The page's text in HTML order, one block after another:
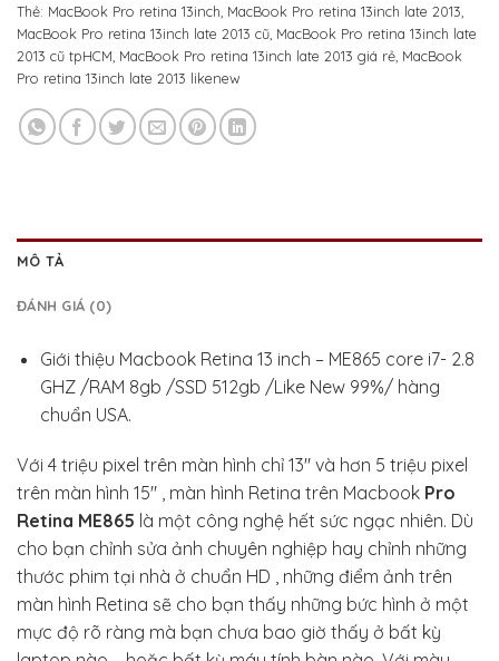
Thẻ: MacBook Pro retina 13inch MacBook Pro retina 13inch late 2013
MacBook Pro retina 13inch late 2013 cũ MacBook Pro retina 13inch late
2013 cũ tpHCM MacBook Pro retina 13inch late 2013 giá rẻ MacBook
Pro retina 13inch late 2013 likenew
MÔ TẢ
ĐÁNH GIÁ (0)
Giới thiệu Macbook Retina 13 inch – ME865 core i7- 2.8
GHZ /RAM 8gb /SSD 512gb /Like New 99%/ hàng
chuẩn USA.
Với 4 triệu pixel trên màn hình chỉ 13″ và hơn 5 triệu pixel
trên màn hình 15″ , màn hình Retina trên Macbook Pro
Retina ME865 là một công nghệ hết sức ngạc nhiên. Dù
cho bạn chỉnh sửa ảnh chuyên nghiệp hay chỉnh những
thước phim tại nhà ở chuẩn HD , những điểm ảnh trên
màn hình Retina sẽ cho bạn thấy những bức hình ở một
mực độ rõ ràng mà bạn chưa bao giờ thấy ở bất kỳ